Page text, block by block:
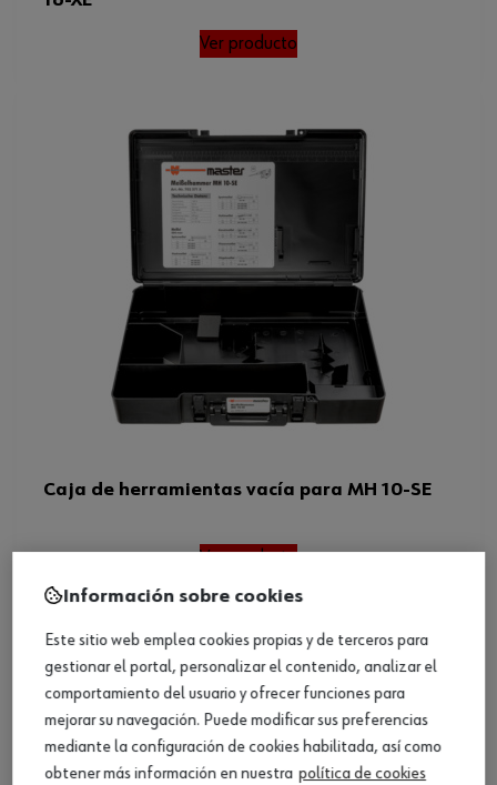
Ver producto
Caja de herramientas vacía para MH 10-SE
Ver producto
Información sobre cookies
Este sitio web emplea cookies propias y de terceros para
gestionar el portal, personalizar el contenido, analizar el
comportamiento del usuario y ofrecer funciones para
mejorar su navegación. Puede modificar sus preferencias
mediante la configuración de cookies habilitada, así como
obtener más información en nuestra política de cookies